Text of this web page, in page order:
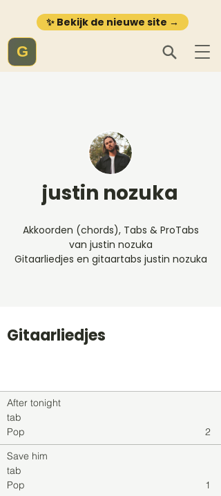
✨ Bekijk de nieuwe site →
G
justin nozuka
Akkoorden (chords), Tabs & ProTabs
van justin nozuka
Gitaarliedjes en gitaartabs justin nozuka
Gitaarliedjes
After tonight
tab
Pop
2
Save him
tab
Pop
1